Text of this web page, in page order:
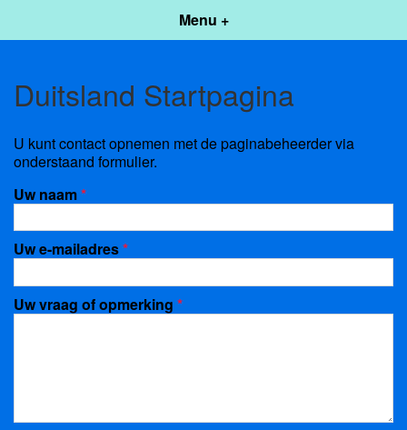
Menu +
Duitsland Startpagina
U kunt contact opnemen met de paginabeheerder via
onderstaand formulier.
Uw naam*
Uw e-mailadres*
Uw vraag of opmerking *